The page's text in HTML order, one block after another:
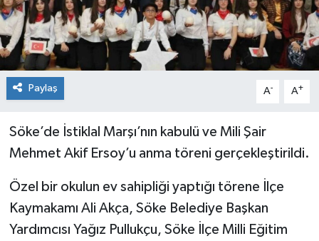
Paylaş A- A+
Söke’de İstiklal Marşı’nın kabulü ve Mili Şair
Mehmet Akif Ersoy’u anma töreni gerçekleştirildi.
Özel bir okulun ev sahipliği yaptığı törene İlçe
Kaymakamı Ali Akça, Söke Belediye Başkan
Yardımcısı Yağız Pullukçu, Söke İlçe Milli Eğitim